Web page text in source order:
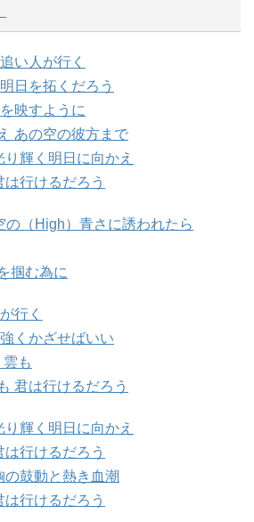
い人が行く
日を拓くだろう
映すように
あの空の彼方まで
輝く明日に向かえ
行けるだろう
の（High）青さに誘われたら
掴む為に
行く
くかざせばいい
も
君は行けるだろう
輝く明日に向かえ
行けるだろう
鼓動と熱き血潮
行けるだろう